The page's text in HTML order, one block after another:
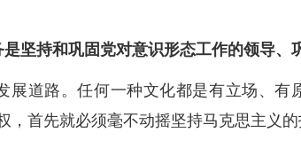
坚持和巩固党对意识形态工作的领导
展道路。任何一种文化都是有立场、有
首先就必须毫不动摇坚持马克思主义的